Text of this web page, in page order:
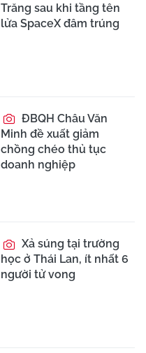
Trăng sau khi tầng tên
lửa SpaceX đâm trúng
ĐBQH Châu Văn
Minh đề xuất giảm
chồng chéo thủ tục
doanh nghiệp
Xả súng tại trường
học ở Thái Lan, ít nhất 6
người tử vong